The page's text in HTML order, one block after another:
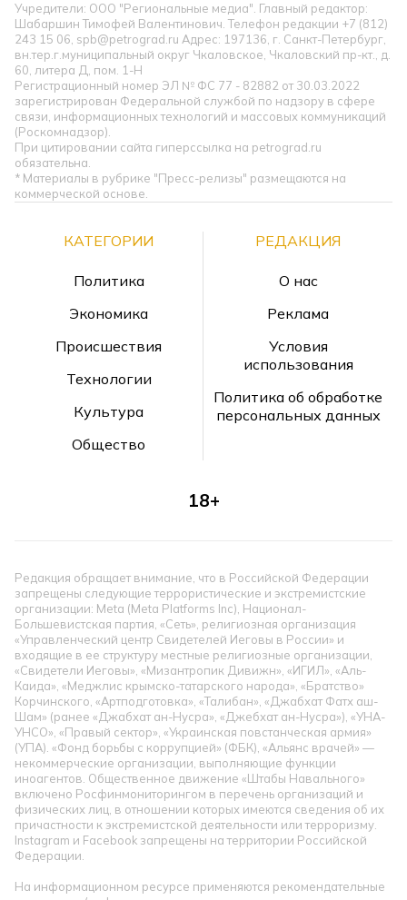
Учредители: ООО "Региональные медиа". Главный редактор:
Шабаршин Тимофей Валентинович. Телефон редакции +7 (812)
243 15 06, spb@petrograd.ru Адрес: 197136, г. Санкт-Петербург,
вн.тер.г.муниципальный округ Чкаловское, Чкаловский пр-кт., д.
60, литера Д, пом. 1-Н
Регистрационный номер ЭЛ № ФС 77 - 82882 от 30.03.2022
зарегистрирован Федеральной службой по надзору в сфере
связи, информационных технологий и массовых коммуникаций
(Роскомнадзор).
При цитировании сайта гиперссылка на petrograd.ru
обязательна.
* Материалы в рубрике "Пресс-релизы" размещаются на
коммерческой основе.
КАТЕГОРИИ
Политика
Экономика
Происшествия
Технологии
Культура
Общество
РЕДАКЦИЯ
О нас
Реклама
Условия
использования
Политика об обработке
персональных данных
18+
Редакция обращает внимание, что в Российской Федерации
запрещены следующие террористические и экстремистские
организации: Meta (Meta Platforms Inc), Национал-
Большевистская партия, «Сеть», религиозная организация
«Управленческий центр Свидетелей Иеговы в России» и
входящие в ее структуру местные религиозные организации,
«Свидетели Иеговы», «Мизантропик Дивижн», «ИГИЛ», «Аль-
Каида», «Меджлис крымско-татарского народа», «Братство»
Корчинского, «Артподготовка», «Талибан», «Джабхат Фатх аш-
Шам» (ранее «Джабхат ан-Нусра», «Джебхат ан-Нусра»), «УНА-
УНСО», «Правый сектор», «Украинская повстанческая армия»
(УПА). «Фонд борьбы с коррупцией» (ФБК), «Альянс врачей» —
некоммерческие организации, выполняющие функции
иноагентов. Общественное движение «Штабы Навального»
включено Росфинмониторингом в перечень организаций и
физических лиц, в отношении которых имеются сведения об их
причастности к экстремистской деятельности или терроризму.
Instagram и Facebook запрещены на территории Российской
Федерации.
На информационном ресурсе применяются рекомендательные